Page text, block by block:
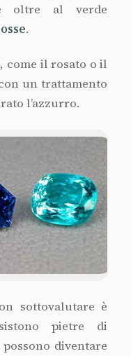
oltre al verde
.
come il rosato o il
un trattamento
l’azzurro.
sottovalutare è
pietre di
diventare